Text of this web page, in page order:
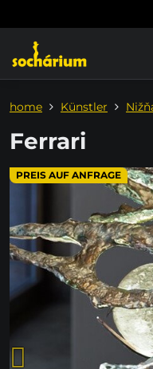
PREIS AUF ANFRAGE
home Künstler
Ferrari